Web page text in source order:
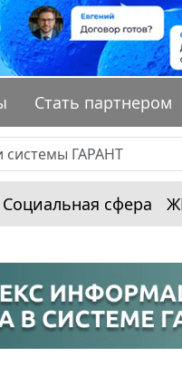
Стать партнером
Социальная сфера